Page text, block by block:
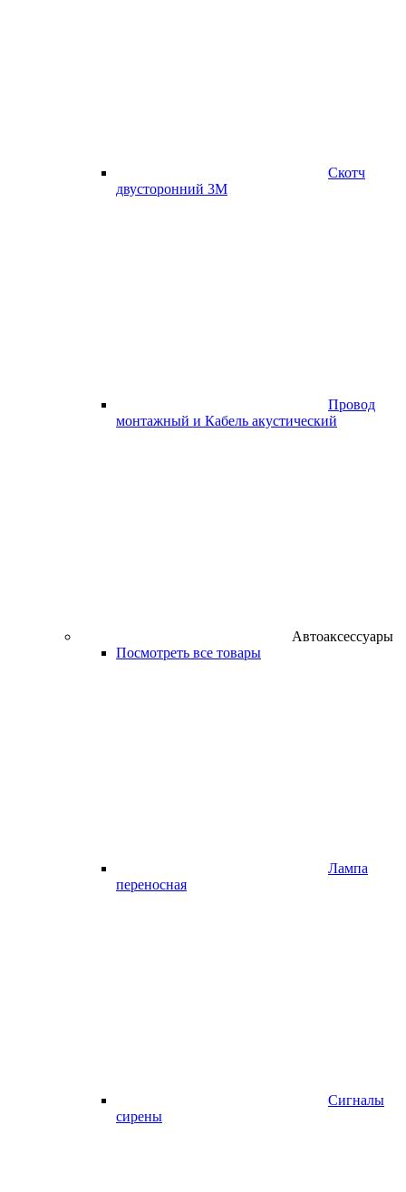
Скотч
двусторонний 3М
Провод
монтажный и Кабель акустический
Автоаксессуары
Посмотреть все товары
Лампа
переносная
Сигналы
сирены